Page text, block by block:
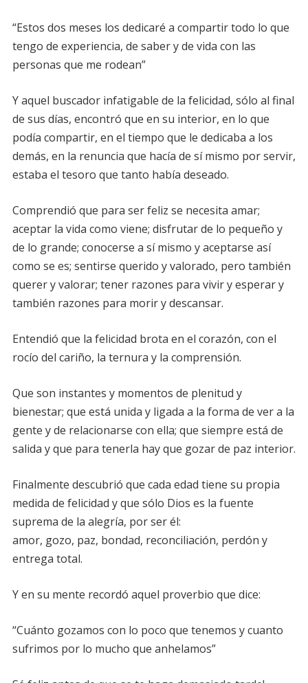
“Estos dos meses los dedicaré a compartir todo lo que
tengo de experiencia, de saber y de vida con las
personas que me rodean”
Y aquel buscador infatigable de la felicidad, sólo al final
de sus días, encontró que en su interior, en lo que
podía compartir, en el tiempo que le dedicaba a los
demás, en la renuncia que hacía de sí mismo por servir,
estaba el tesoro que tanto había deseado.
Comprendió que para ser feliz se necesita amar;
aceptar la vida como viene; disfrutar de lo pequeño y
de lo grande; conocerse a sí mismo y aceptarse así
como se es; sentirse querido y valorado, pero también
querer y valorar; tener razones para vivir y esperar y
también razones para morir y descansar.
Entendió que la felicidad brota en el corazón, con el
rocío del cariño, la ternura y la comprensión.
Que son instantes y momentos de plenitud y
bienestar; que está unida y ligada a la forma de ver a la
gente y de relacionarse con ella; que siempre está de
salida y que para tenerla hay que gozar de paz interior.
Finalmente descubrió que cada edad tiene su propia
medida de felicidad y que sólo Dios es la fuente
suprema de la alegría, por ser él:
amor, gozo, paz, bondad, reconciliación, perdón y
entrega total.
Y en su mente recordó aquel proverbio que dice:
“Cuánto gozamos con lo poco que tenemos y cuanto
sufrimos por lo mucho que anhelamos”